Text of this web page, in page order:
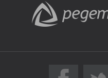
Dörtyol Pegem
Bakırköy Pegem
Pendik Pegem